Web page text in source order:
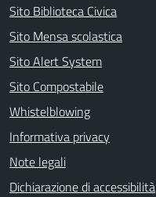
Sito Biblioteca Civica
Sito Mensa scolastica
Sito Alert System
Sito Compostabile
Whistelblowing
Informativa privacy
Note legali
Dichiarazione di accessibilità